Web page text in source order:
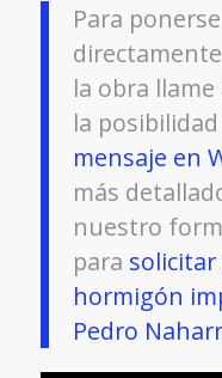
Para
la obra llame
la
mensaje en
más
nuestro
para
hormigón
Pedro